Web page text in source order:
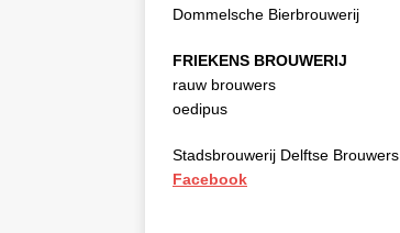
Dommelsche Bierbrouwerij
FRIEKENS BROUWERIJ
rauw brouwers
oedipus
Stadsbrouwerij Delftse Brouwers
Facebook